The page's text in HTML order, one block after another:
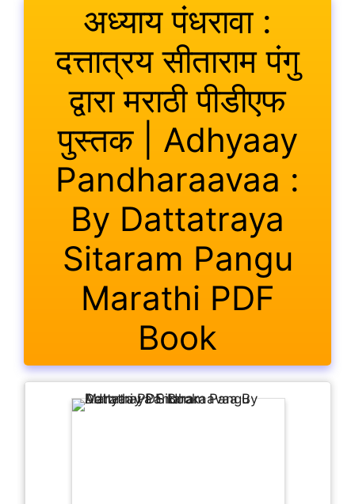
अध्याय पंधरावा :
दत्तात्रय सीताराम पंगु
द्वारा मराठी पीडीएफ
पुस्तक | Adhyaay
Pandharaavaa :
By Dattatraya
Sitaram Pangu
Marathi PDF
Book